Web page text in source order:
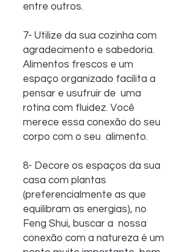
entre outros.
7- Utilize da sua cozinha com
agradecimento e sabedoria.
Alimentos frescos e um
espaço organizado facilita a
pensar e usufruir de  uma
rotina com fluidez. Você
merece essa conexão do seu
corpo com o seu  alimento.
8- Decore os espaços da sua
casa com plantas
(preferencialmente as que
equilibram as energias), no
Feng Shui, buscar a  nossa
conexão com a natureza é um